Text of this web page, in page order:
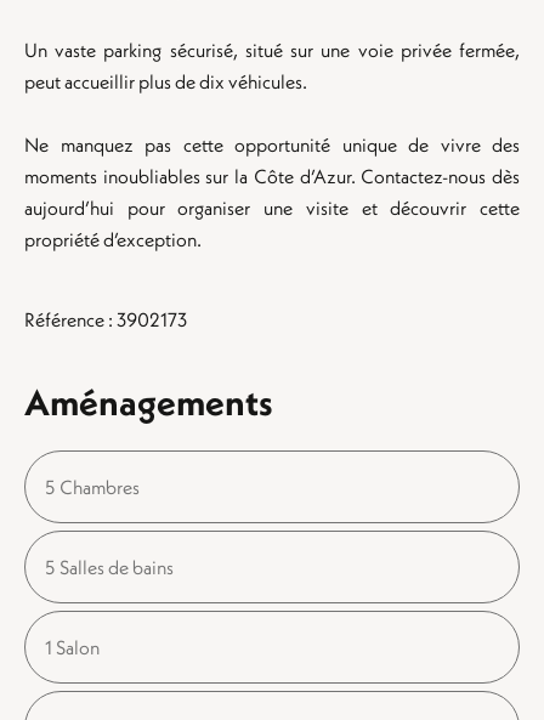
Un vaste parking sécurisé, situé sur une voie privée fermée,
peut accueillir plus de dix véhicules.
Ne manquez pas cette opportunité unique de vivre des
moments inoubliables sur la Côte d’Azur. Contactez-nous dès
aujourd’hui pour organiser une visite et découvrir cette
propriété d’exception.
Référence : 3902173
Aménagements
5 Chambres
5 Salles de bains
1 Salon